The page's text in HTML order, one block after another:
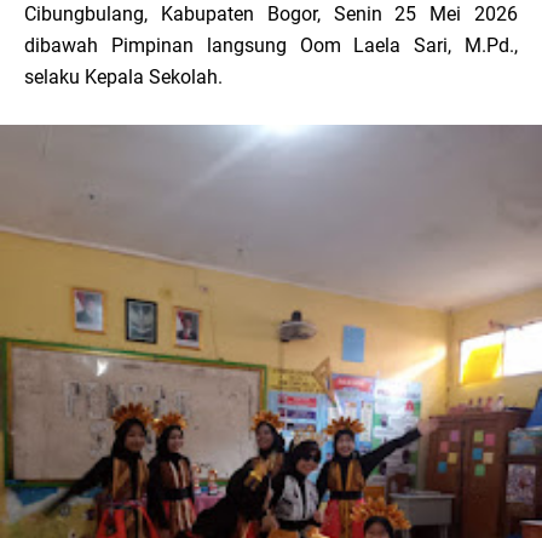
Cibungbulang, Kabupaten Bogor, Senin 25 Mei 2026
dibawah Pimpinan langsung Oom Laela Sari, M.Pd.,
selaku Kepala Sekolah.